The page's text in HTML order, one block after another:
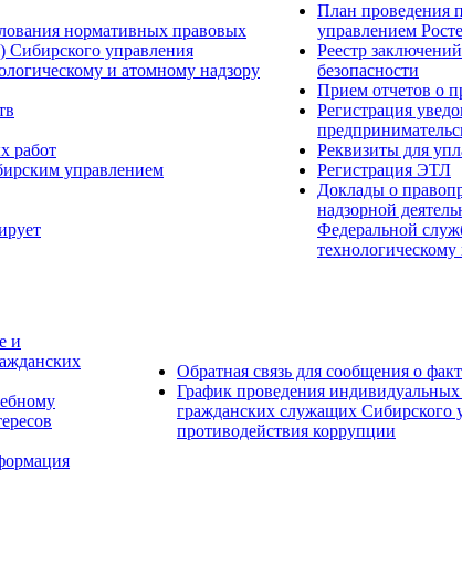
нормативных правовых
Сибирского управления
и атомному надзору
работ
управлением
План проведения
управлением
Реестр
безопасности
Прием отчетов о
Регистрация
Реквизиты для
Регистрация ЭТЛ
Доклады о
надзорной
Федеральной
и
Обратная связь для сообщения о
График проведения индивидуальных
гражданских служащих Сибирского
противодействия коррупции